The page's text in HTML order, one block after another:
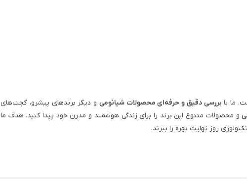
ما با بررسی دقیق و حرفه‌ای محصولات شیائومی و دیگر برندهای پیشرو، گجت‌های
و محصولات متنوع این برند را برای زندگی هوشمند و مدرن خود پیدا کنید. هدف ما
روز نهایت بهره را ببرند.